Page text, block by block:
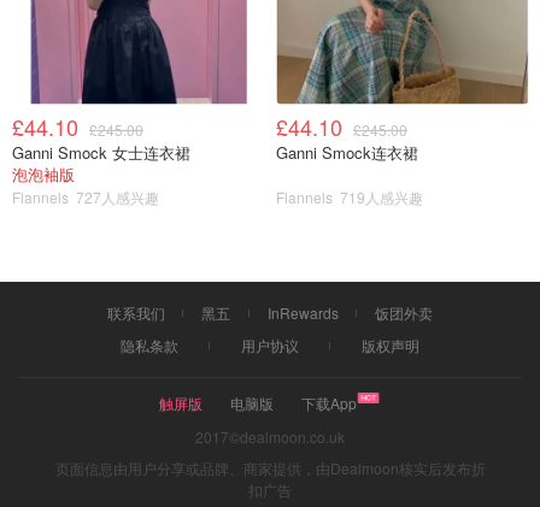
£44.10 £245.00
Ganni Smock 女士连衣裙
泡泡袖版
Flannels 727人感兴趣
£44.10 £245.00
Ganni Smock连衣裙
Flannels 719人感兴趣
联系我们 黑五 InRewards
饭团外卖
隐私条款
用户协议 版权声明
触屏版 电脑版
下载App
2017©dealmoon.co.uk
页面信息由用户分享或品牌、商家提供，由Dealmoon核实后发布折
扣广告